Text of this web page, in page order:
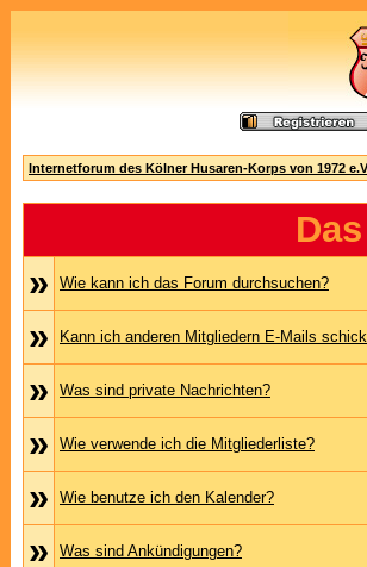
Internetforum des Kölner Husaren-Korps von 1972
»
Wie kann ich das Forum durchsuchen?
» Kann ich anderen Mitgliedern E-Mails
» Was sind private Nachrichten?
» Wie verwende ich die Mitgliederliste?
» Wie benutze ich den Kalender?
» Was sind Ankündigungen?